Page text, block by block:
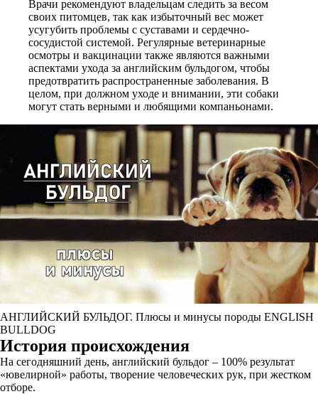
Врачи рекомендуют владельцам следить за весом
своих питомцев, так как избыточный вес может
усугубить проблемы с суставами и сердечно-
сосудистой системой. Регулярные ветеринарные
осмотры и вакцинации также являются важными
аспектами ухода за английским бульдогом, чтобы
предотвратить распространенные заболевания. В
целом, при должном уходе и внимании, эти собаки
могут стать верными и любящими компаньонами.
АНГЛИЙСКИЙ БУЛЬДОГ. Плюсы и минусы породы ENGLISH
BULLDOG
История происхождения
На сегодняшний день, английский бульдог – 100% результат
«ювелирной» работы, творение человеческих рук, при жестком
отборе.